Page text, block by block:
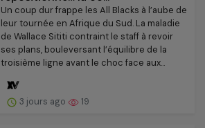
Un coup dur frappe les All Blacks à l’aube de
leur tournée en Afrique du Sud. La maladie
de Wallace Sititi contraint le staff à revoir
ses plans, bouleversant l’équilibre de la
troisième ligne avant le choc face aux...
3 jours ago 19